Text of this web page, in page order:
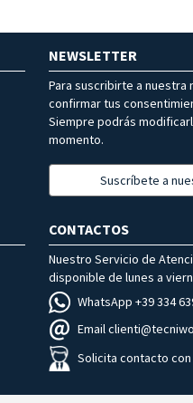
NEWSLETTER
Para suscribirte a
confirmar tus
Siempre podrás
momento.
Suscríbete a
CONTACTOS
Nuestro Servicio de
disponible de lunes a
WhatsApp +39 334
Email
Solicita contacto